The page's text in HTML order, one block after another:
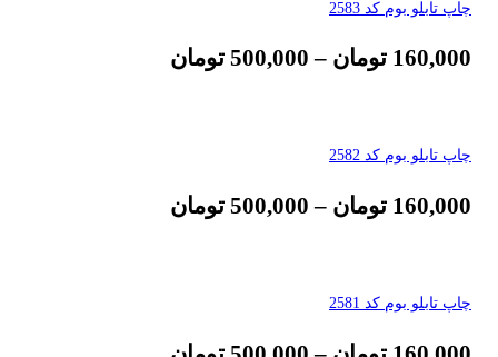
چاپ تابلو بوم کد 2583
160,000 تومان –
500,000 تومان
چاپ تابلو بوم کد 2582
160,000 تومان –
500,000 تومان
چاپ تابلو بوم کد 2581